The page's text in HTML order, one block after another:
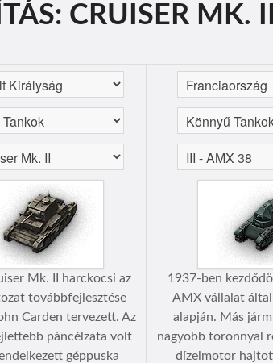
CRUISER MK.
Mk. II harckocsi az
továbbfejlesztése
Carden tervezett. Az
páncélzata volt
géppuska
1937-ben
AMX vállalat
alapján. Más
nagyobb toronnyal
dízelmotor